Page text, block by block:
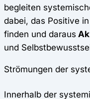
begleiten
dabei, das Positive
finden und daraus
und
Strömungen der
Innerhalb der